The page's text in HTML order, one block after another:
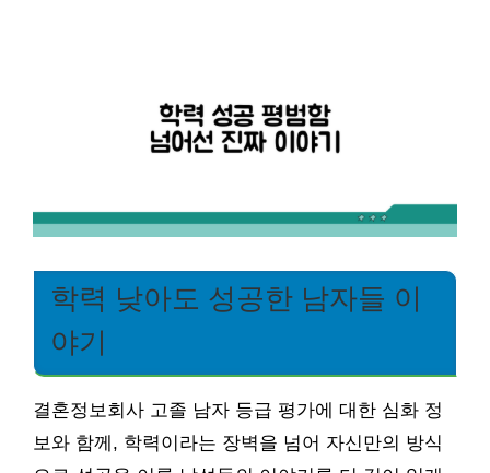
학력 낮아도 성공한 남자들 이
야기
결혼정보회사 고졸 남자 등급 평가에 대한 심화 정
보와 함께, 학력이라는 장벽을 넘어 자신만의 방식